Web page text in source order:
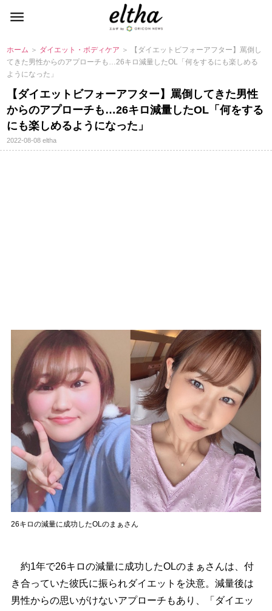
ホーム ＞ ダイエット・ボディケア ＞ 【ダイエットビフォーアフター】罵倒し
てきた男性からのアプローチも…26キロ減量したOL「何をするにも楽しめる
ようになった」
【ダイエットビフォーアフター】罵倒してきた男性
からのアプローチも…26キロ減量したOL「何をする
にも楽しめるようになった」
2022-08-08eltha
26キロの減量に成功したOLのまぁさん
約1年で26キロの減量に成功したOLのまぁさんは、付
き合っていた彼氏に振られダイエットを決意。減量後は
男性からの思いがけないアプローチもあり、「ダイエッ